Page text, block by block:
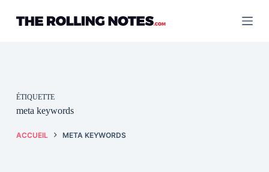
contenu
ÉTIQUETTE
meta keywords
ACCUEIL META KEYWORDS